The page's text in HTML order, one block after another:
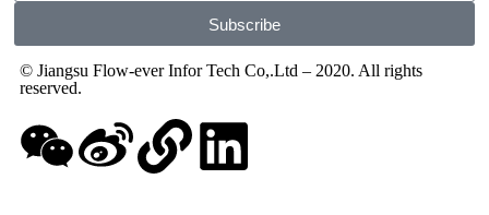
Subscribe
© Jiangsu Flow-ever Infor Tech Co,.Ltd – 2020. All rights
reserved.